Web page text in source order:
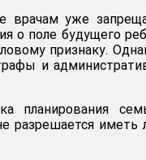
врачам уже
о поле будущего
признаку.
и
планирования
разрешается иметь